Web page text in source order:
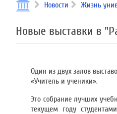
Новости Жизнь
Новые выставки в
Один из двух залов
«Учитель и ученики».
Это собрание лучших
текущем году